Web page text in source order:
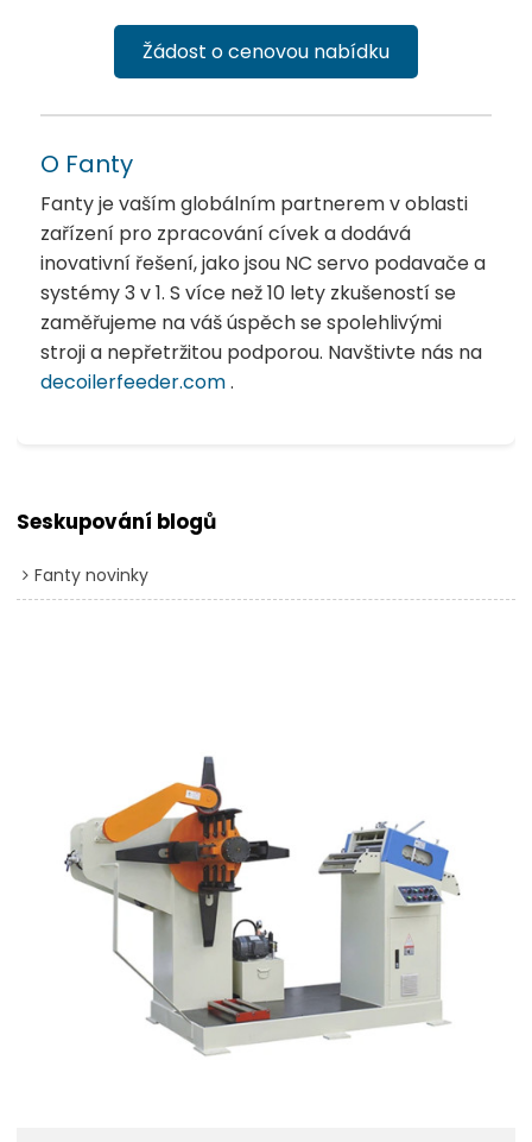
Žádost o cenovou nabídku
O Fanty
Fanty je vaším globálním partnerem v oblasti
zařízení pro zpracování cívek a dodává
inovativní řešení, jako jsou NC servo podavače a
systémy 3 v 1. S více než 10 lety zkušeností se
zaměřujeme na váš úspěch se spolehlivými
stroji a nepřetržitou podporou. Navštivte nás na
decoilerfeeder.com.
Seskupování blogů
Fanty novinky